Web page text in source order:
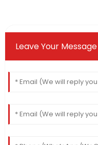
Leave Your Message